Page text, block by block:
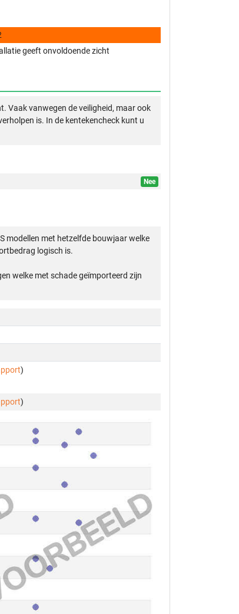
geeft onvoldoende zicht
Vaak vanwegen de veiligheid, maar ook
is. In de kentekencheck kunt u
Nee
modellen met hetzelfde bouwjaar welke
logisch is.
welke met schade geïmporteerd zijn
)
)